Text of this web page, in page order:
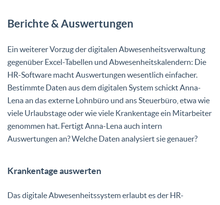
Berichte & Auswertungen
Ein weiterer Vorzug der digitalen Abwesenheitsverwaltung
gegenüber Excel-Tabellen und Abwesenheitskalendern: Die
HR-Software macht Auswertungen wesentlich einfacher.
Bestimmte Daten aus dem digitalen System schickt Anna-
Lena an das externe Lohnbüro und ans Steuerbüro, etwa wie
viele Urlaubstage oder wie viele Krankentage ein Mitarbeiter
genommen hat. Fertigt Anna-Lena auch intern
Auswertungen an? Welche Daten analysiert sie genauer?
Krankentage auswerten
Das digitale Abwesenheitssystem erlaubt es der HR-